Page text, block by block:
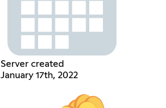
Server created
January 17th, 2022